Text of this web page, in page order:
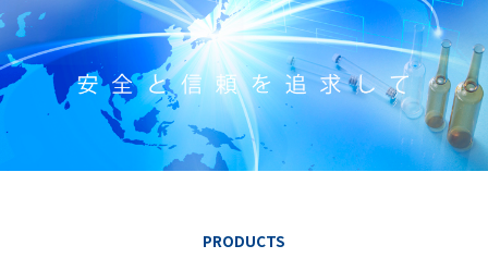
PRODUCTS